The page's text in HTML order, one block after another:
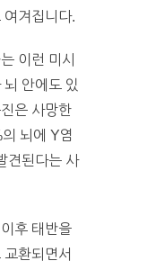
여겨집니다.
이런 미시
안에도 있
은 사망한
뇌에 Y염
견된다는 사
후 태반을
환되면서